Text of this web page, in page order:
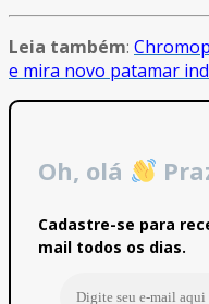
Leia também:
e mira novo patamar
Oh, olá
Cadastre-se para
mail todos os dias.